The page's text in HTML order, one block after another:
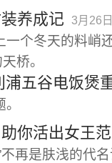
养成记 3月26
一个冬天的料峭
桥。
五谷电饭煲
你活出女王范
再是肤浅的代